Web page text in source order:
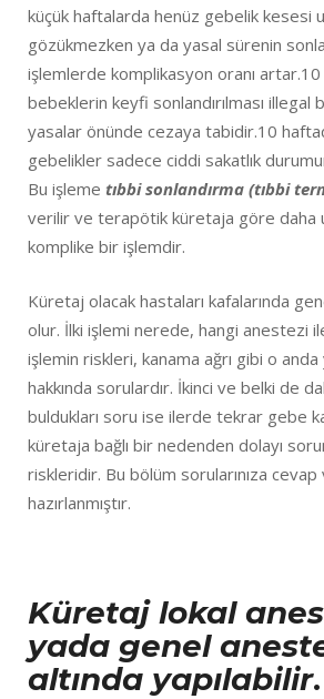
küçük haftalarda henüz gebelik kesesi
gözükmezken ya da yasal sürenin
işlemlerde komplikasyon oranı
bebeklerin keyfi sonlandırılması illegal
yasalar önünde cezaya tabidir.10
gebelikler sadece ciddi sakatlık
Bu işleme tıbbi sonlandırma (tıbbi
verilir ve terapötik küretaja göre daha
komplike bir işlemdir.
Küretaj olacak hastaları kafalarında
olur. İlki işlemi nerede, hangi anestezi
işlemin riskleri, kanama ağrı gibi o anda
hakkında sorulardır. İkinci ve belki de
buldukları soru ise ilerde tekrar gebe
küretaja bağlı bir nedenden dolayı
riskleridir. Bu bölüm sorularınıza
hazırlanmıştır.
Küretaj lokal
yada genel
altında yapılabilir.